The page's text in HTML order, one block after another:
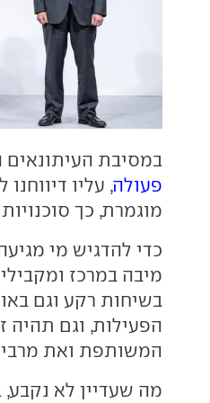
במסיבת העיתונאים
פעולה, עליו
מוגמרת, כך
כדי להדגיש מי
מיבה במרכז
בשיחות רקע וגם
הפעילות, וגם
המשותפת ואת
מה שעדיין לא